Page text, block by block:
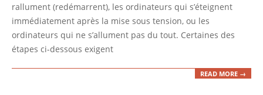
rallument (redémarrent), les ordinateurs qui s’éteignent
immédiatement après la mise sous tension, ou les
ordinateurs qui ne s’allument pas du tout. Certaines des
étapes ci-dessous exigent
READ MORE →